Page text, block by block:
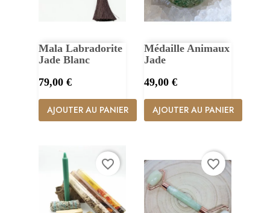
Mala Labradorite
Jade Blanc
Prix
79,00 €
AJOUTER AU PANIER
Médaille Animaux
Jade
Prix
49,00 €
AJOUTER AU PANIER
favorite_border favorite_border